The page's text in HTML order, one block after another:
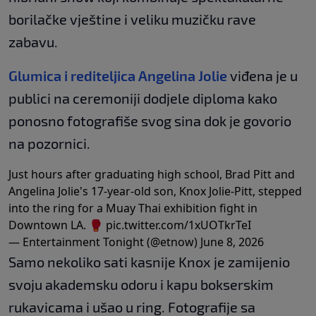
borilačke vještine i veliku muzičku rave
zabavu.
Glumica i rediteljica Angelina Jolie viđena je u
publici na ceremoniji dodjele diploma kako
ponosno fotografiše svog sina dok je govorio
na pozornici.
Just hours after graduating high school, Brad Pitt and
Angelina Jolie's 17-year-old son, Knox Jolie-Pitt, stepped
into the ring for a Muay Thai exhibition fight in
Downtown LA. 🥊 pic.twitter.com/1xUOTkrTeI
— Entertainment Tonight (@etnow) June 8, 2026
Samo nekoliko sati kasnije Knox je zamijenio
svoju akademsku odoru i kapu bokserskim
rukavicama i ušao u ring. Fotografije sa